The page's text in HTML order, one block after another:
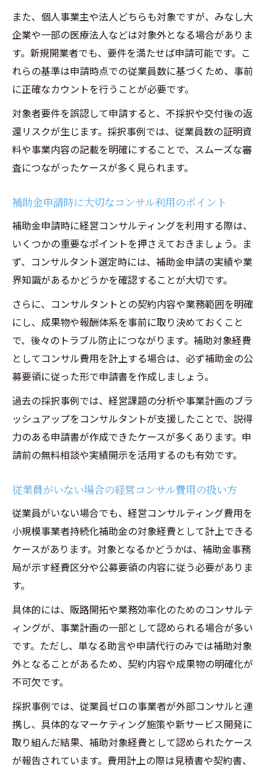
また、個人事業主や法人どちらも対象ですが、みなし大
企業や一部の医療法人などは対象外となる場合がありま
す。新規開業者でも、要件を満たせば申請可能です。こ
れらの基準は申請時点での従業員数に基づくため、事前
に正確なカウントを行うことが必要です。
対象者要件を誤認して申請すると、不採択や交付後の返
還リスクが生じます。採択事例では、従業員数の証明資
料や事業内容の記載を明確にすることで、スムーズな審
査につながったケースが多く見られます。
補助金申請時に大切なコンサル利用のポイント
補助金申請時に経営コンサルティングを利用する際は、
いくつかの重要なポイントを押さえておきましょう。ま
ず、コンサルタント選定時には、補助金申請の実績や業
界知識があるかどうかを確認することが大切です。
さらに、コンサルタントとの契約内容や業務範囲を明確
にし、成果物や報酬体系を事前に取り決めておくこと
で、後々のトラブル防止につながります。補助対象経費
としてコンサル費用を計上する場合は、必ず補助金の公
募要領に従った形で申請書を作成しましょう。
過去の採択事例では、経営課題の分析や事業計画のブラ
ッシュアップをコンサルタントが支援したことで、説得
力のある申請書が作成できたケースが多くあります。申
請前の無料相談や実績開示を活用するのも有効です。
従業員がいない場合の経営コンサル費用の扱い方
従業員がいない場合でも、経営コンサルティング費用を
小規模事業者持続化補助金の対象経費として計上できる
ケースがあります。対象となるかどうかは、補助金事務
局が示す経費区分や公募要領の内容に従う必要がありま
す。
具体的には、販路開拓や業務効率化のためのコンサルテ
ィングが、事業計画の一部として認められる場合が多い
です。ただし、単なる助言や申請代行のみでは補助対象
外となることがあるため、契約内容や成果物の明確化が
不可欠です。
採択事例では、従業員ゼロの事業者が外部コンサルと連
携し、具体的なマーケティング施策や新サービス開発に
取り組んだ結果、補助対象経費として認められたケース
が報告されています。費用計上の際は見積書や契約書、